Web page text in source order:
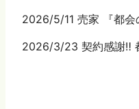
2026/5/11 売家 『都
2026/3/23 契約感謝‼